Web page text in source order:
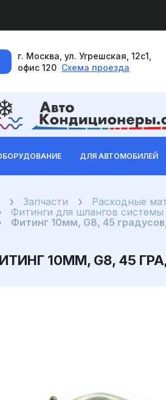
г. Москва, ул. Угрешская, 12с1,
офис 120 Схема проезда
ДЛЯ АВТОМОБИЛЕЙ
ГлавнаяЗапчасти
Расходные
Фитинги для шлангов
Фитинг 10мм, G8, 45
10ММ, G8, 45